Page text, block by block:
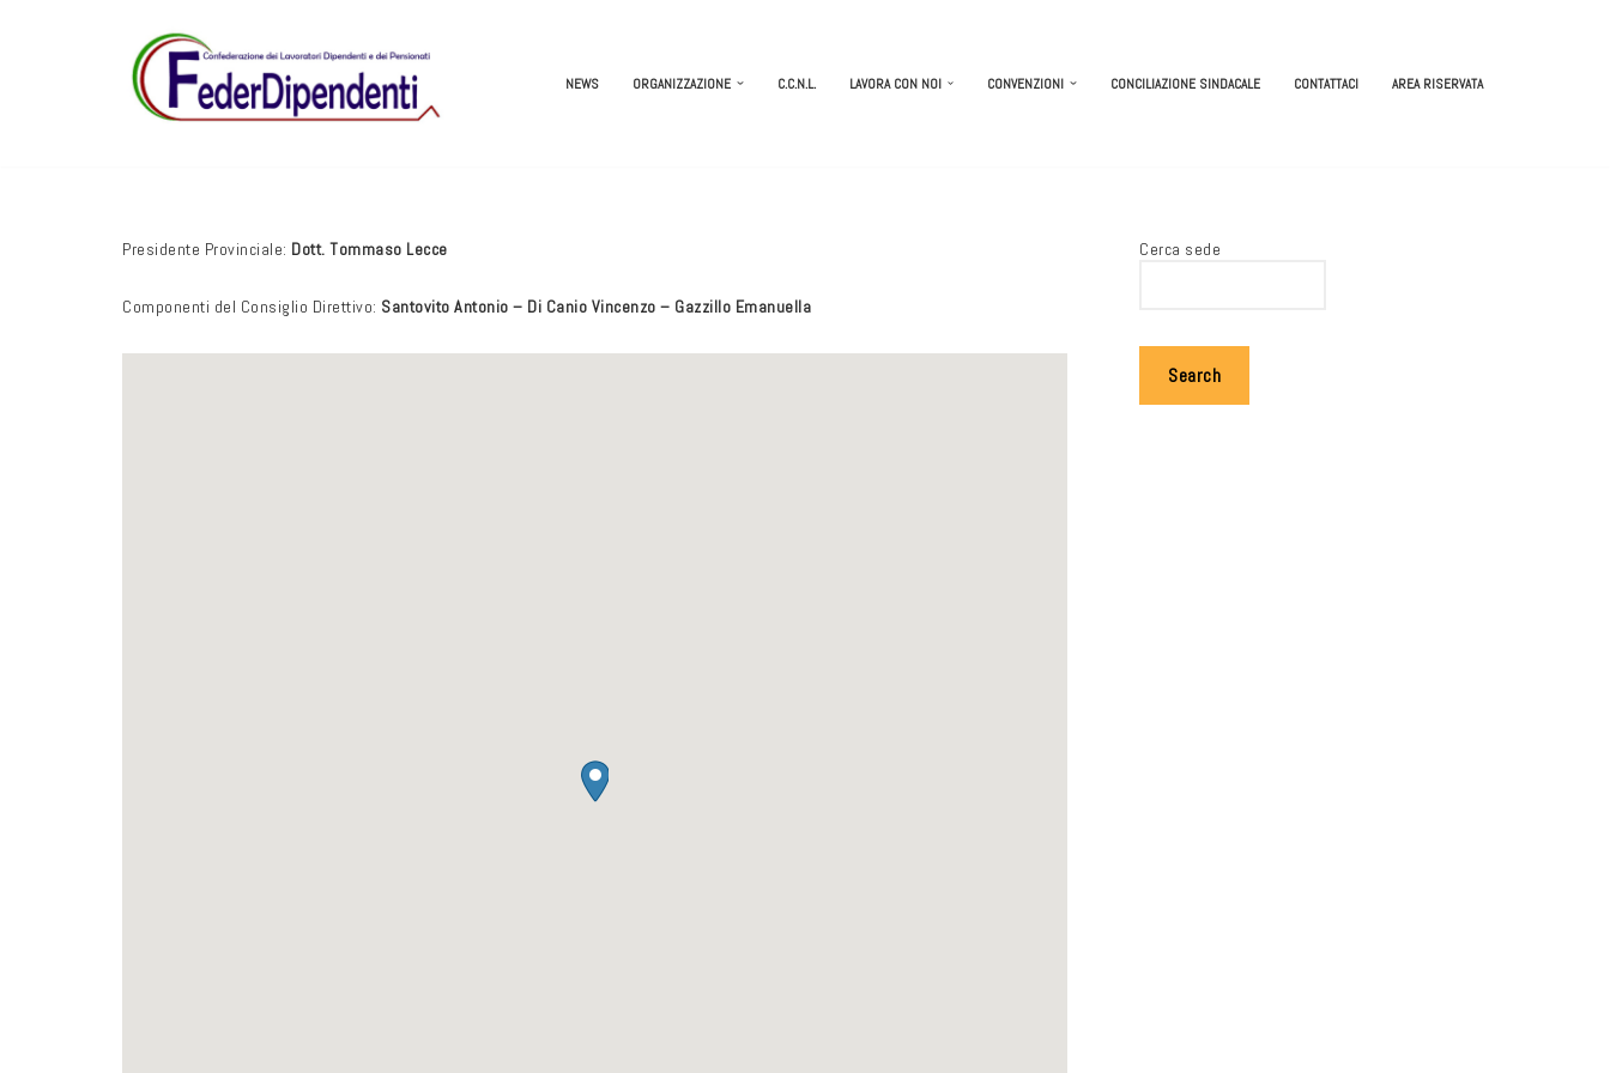
NEWS ORGANIZZAZIONE C.C.N.L. LAVORA CON NOI CONVENZIONI CONCILIAZIONE SINDACALE CONTATTACI AREA RISERVATA
Presidente Provinciale: Dott. Tommaso Lecce
Componenti del Consiglio Direttivo: Santovito Antonio – Di Canio Vincenzo – Gazzillo Emanuella
Cerca sede